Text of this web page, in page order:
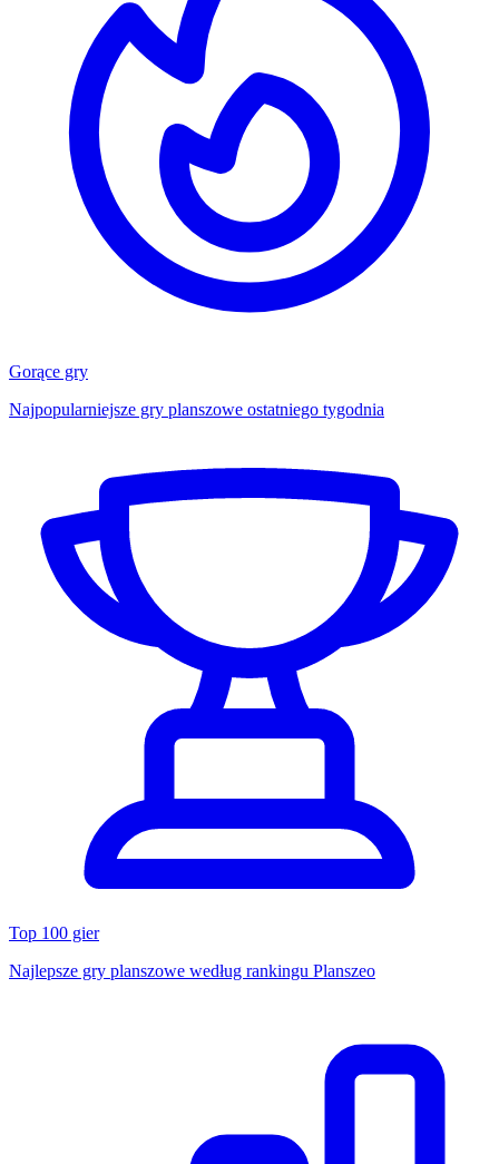
Gorące gry
Najpopularniejsze gry planszowe ostatniego tygodnia
Top 100 gier
Najlepsze gry planszowe według rankingu Planszeo